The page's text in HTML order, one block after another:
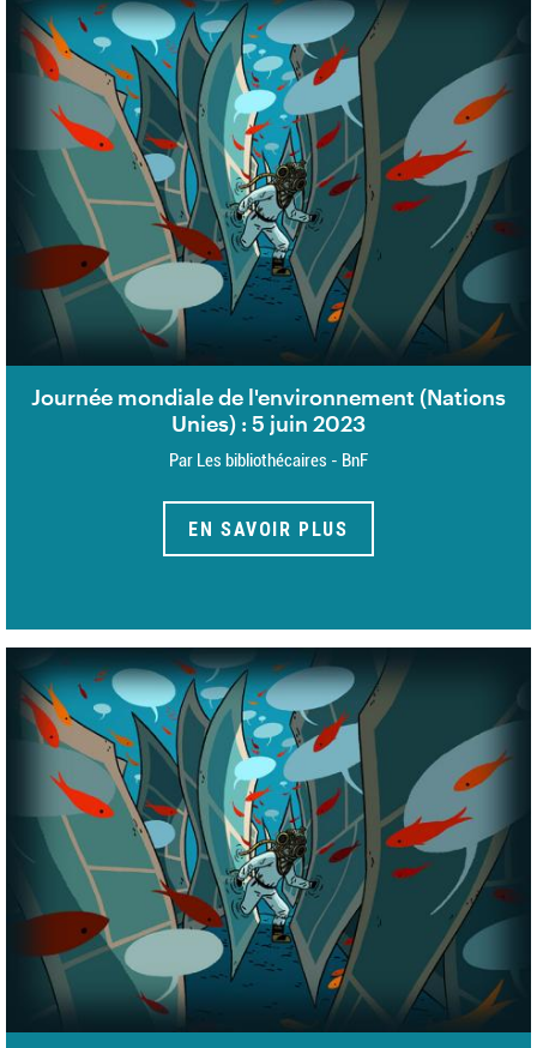
Journée mondiale de l'environnement (Nations
Unies) : 5 juin 2023
Par Les bibliothécaires - BnF
EN SAVOIR PLUS